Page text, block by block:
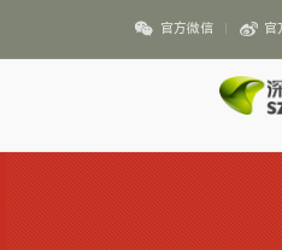
官方微信 官